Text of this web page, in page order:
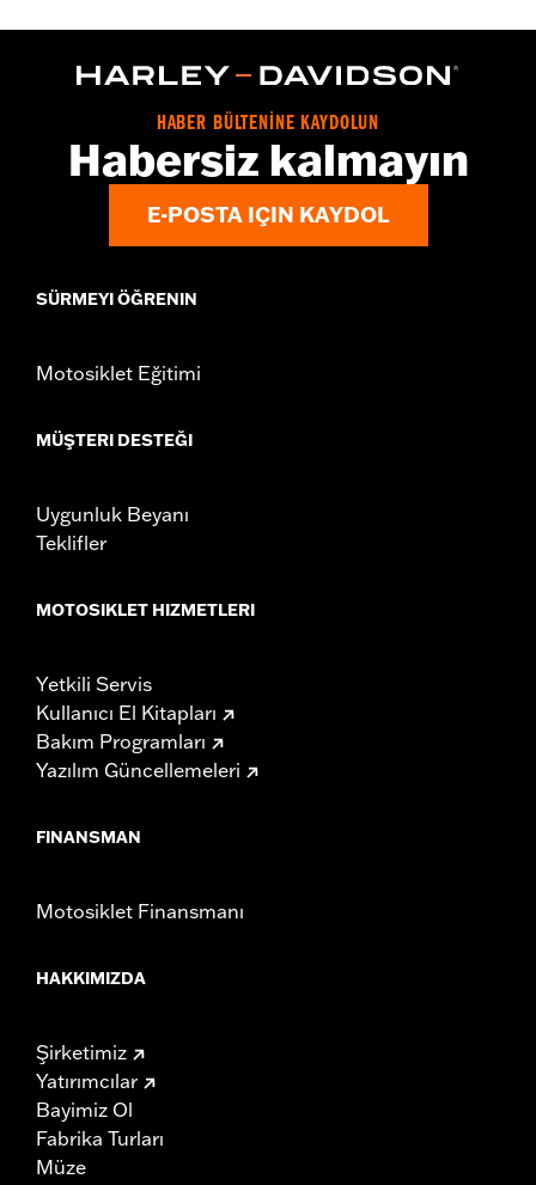
HABER BÜLTENİNE KAYDOLUN
Habersiz kalmayın
E-POSTA IÇIN KAYDOL
SÜRMEYI ÖĞRENIN
Motosiklet Eğitimi
MÜŞTERI DESTEĞI
Uygunluk Beyanı
Teklifler
MOTOSIKLET HIZMETLERI
Yetkili Servis
Kullanıcı El Kitapları
Bakım Programları
Yazılım Güncellemeleri
FINANSMAN
Motosiklet Finansmanı
HAKKIMIZDA
Şirketimiz
Yatırımcılar
Bayimiz Ol
Fabrika Turları
Müze